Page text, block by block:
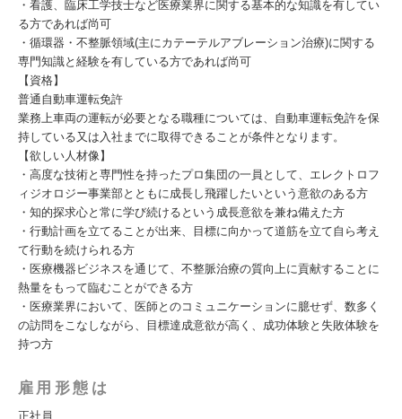
・看護、臨床工学技士など医療業界に関する基本的な知識を有してい
る方であれば尚可
・循環器・不整脈領域(主にカテーテルアブレーション治療)に関する
専門知識と経験を有している方であれば尚可
【資格】
普通自動車運転免許
業務上車両の運転が必要となる職種については、自動車運転免許を保
持している又は入社までに取得できることが条件となります。
【欲しい人材像】
・高度な技術と専門性を持ったプロ集団の一員として、エレクトロフ
ィジオロジー事業部とともに成長し飛躍したいという意欲のある方
・知的探求心と常に学び続けるという成長意欲を兼ね備えた方
・行動計画を立てることが出来、目標に向かって道筋を立て自ら考え
て行動を続けられる方
・医療機器ビジネスを通じて、不整脈治療の質向上に貢献することに
熱量をもって臨むことができる方
・医療業界において、医師とのコミュニケーションに臆せず、数多く
の訪問をこなしながら、目標達成意欲が高く、成功体験と失敗体験を
持つ方
雇用形態は
正社員